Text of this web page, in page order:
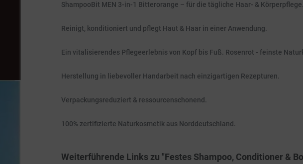
ShampooBit MEN 3-in-1 Bitterorange – für die tägliche Haar- &
Reinigt, konditioniert und pflegt Haut & Haar in einer Anwendung.
Ein vitalisierendes Pflegeerlebnis von Kopf bis Fuß. Rosenrot - feinste
Herstellung in liebevoller Handarbeit nach einzigartigen Rezepturen.
Verpackungsreduziert & ressourcenschonend.
100% zertifizierte Naturkosmetik aus Norddeutschland.
Weiterführende Links zu "Festes Shampoo, Conditioner &